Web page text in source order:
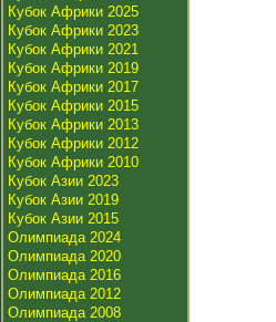
Кубок Африки 2025
Кубок Африки 2023
Кубок Африки 2021
Кубок Африки 2019
Кубок Африки 2017
Кубок Африки 2015
Кубок Африки 2013
Кубок Африки 2012
Кубок Африки 2010
Кубок Азии 2023
Кубок Азии 2019
Кубок Азии 2015
Олимпиада 2024
Олимпиада 2020
Олимпиада 2016
Олимпиада 2012
Олимпиада 2008